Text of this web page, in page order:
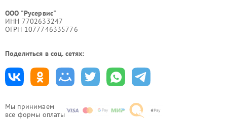
Мы принимаем
все формы оплаты
ООО "Русервис"
ИНН 7702633247
ОГРН 1077746335776
Поделиться в соц. сетях: